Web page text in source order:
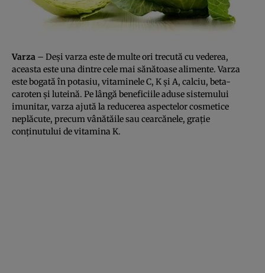
Varza – Deşi varza este de multe ori trecută cu vederea,
aceasta este una dintre cele mai sănătoase alimente. Varza
este bogată în potasiu, vitaminele C, K şi A, calciu, beta-
caroten şi luteină. Pe lângă beneficiile aduse sistemului
imunitar, varza ajută la reducerea aspectelor cosmetice
neplăcute, precum vânătăile sau cearcănele, graţie
conţinutului de vitamina K.